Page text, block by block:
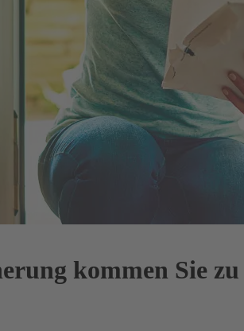
kommen Sie